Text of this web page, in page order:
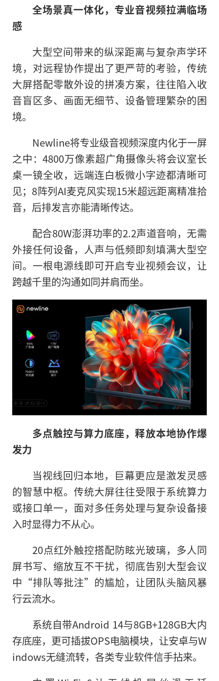
全场景真一体化，专业音视频拉满临场
感
大型空间带来的纵深距离与复杂声学环
境，对远程协作提出了更严苛的考验，传统
大屏搭配零散外设的拼凑方案，往往陷入收
音盲区多、画面无细节、设备管理繁杂的困
境。
Newline将专业级音视频深度内化于一屏
之中：4800万像素超广角摄像头将会议室长
桌一镜全收，远端连白板微小字迹都清晰可
见；8阵列AI麦克风实现15米超远距离精准拾
音，后排发言亦能清晰传达。
配合80W澎湃功率的2.2声道音响，无需
外接任何设备，人声与低频即刻填满大型空
间。一根电源线即可开启专业视频会议，让
跨越千里的沟通如同并肩而坐。
多点触控与算力底座，释放本地协作爆
发力
当视线回归本地，巨幕更应是激发灵感
的智慧中枢。传统大屏往往受限于系统算力
或接口单一，面对多任务处理与复杂设备接
入时显得力不从心。
20点红外触控搭配防眩光玻璃，多人同
屏书写、缩放互不干扰，彻底告别大型会议
中“排队等批注”的尴尬，让团队头脑风暴
行云流水。
系统自带Android 14与8GB+128GB大内
存底座，更可插拔OPS电脑模块，让安卓与W
indows无缝流转，各类专业软件信手拈来。